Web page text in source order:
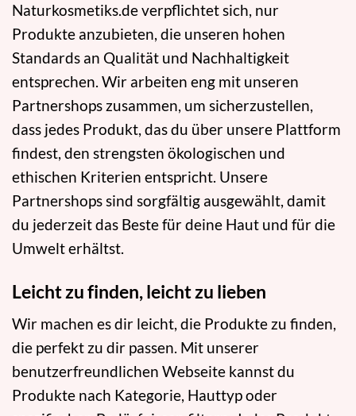
Naturkosmetiks.de verpflichtet sich, nur
Produkte anzubieten, die unseren hohen
Standards an Qualität und Nachhaltigkeit
entsprechen. Wir arbeiten eng mit unseren
Partnershops zusammen, um sicherzustellen,
dass jedes Produkt, das du über unsere Plattform
findest, den strengsten ökologischen und
ethischen Kriterien entspricht. Unsere
Partnershops sind sorgfältig ausgewählt, damit
du jederzeit das Beste für deine Haut und für die
Umwelt erhältst.
Leicht zu finden, leicht zu lieben
Wir machen es dir leicht, die Produkte zu finden,
die perfekt zu dir passen. Mit unserer
benutzerfreundlichen Webseite kannst du
Produkte nach Kategorie, Hauttyp oder